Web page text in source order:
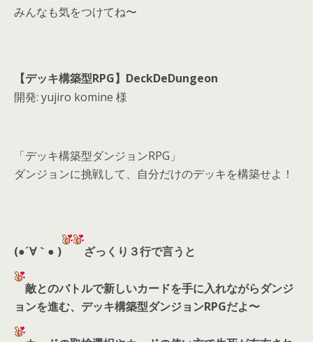
みんなも気をつけてね〜
【デッキ構築型RPG】DeckDeDungeon
開発: yujiro komine 様
「デッキ構築型ダンジョンRPG」
ダンジョンに挑戦して、自分だけのデッキを構築せよ！
(●´∀｀● ) ざっくり３行で言うと
敵とのバトルで新しいカードを手に入れながらダンジ
ョンを進む、デッキ構築型ダンジョンRPGだよ〜